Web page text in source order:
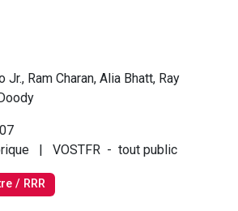
Jr., Ram Charan, Alia Bhatt, Ray
| VOSTFR - tout public
/ RRR